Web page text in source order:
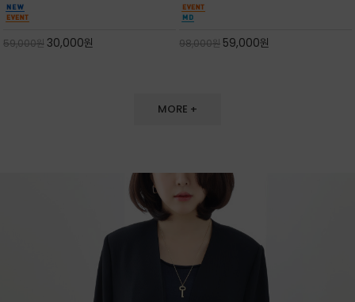
노바 골프공 2피스 3구 증정(소진시 마
감)★
이프가 산뜻한 컬러감을 연출/안정감 있는 라운
드 넥라인과 여유있는 스탠다드 핏으로 여름내내
이쁘게 입으세요 ^^
59,000원30,000원
볍게 퍼지는 박시한 실루엣과 크롭 기장이 하체
를 길어 보이게 해주며 와이드 팬츠와 셋업
98,000원 59,000원
MORE +